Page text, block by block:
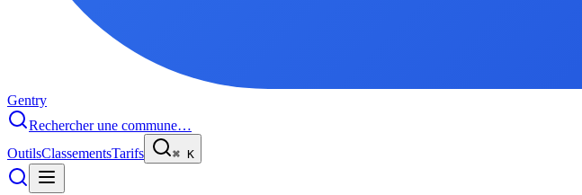
Gentry
Rechercher une commune…
OutilsClassementsTarifs ⌘ K